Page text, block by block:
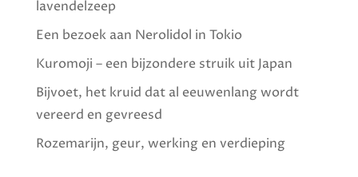
lavendelzeep
Een bezoek aan Nerolidol in Tokio
Kuromoji – een bijzondere struik uit Japan
Bijvoet, het kruid dat al eeuwenlang wordt
vereerd en gevreesd
Rozemarijn, geur, werking en verdieping